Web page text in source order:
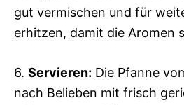
gut vermischen und für
erhitzen, damit die Aromen
6. Servieren: Die Pfanne
nach Belieben mit frisch